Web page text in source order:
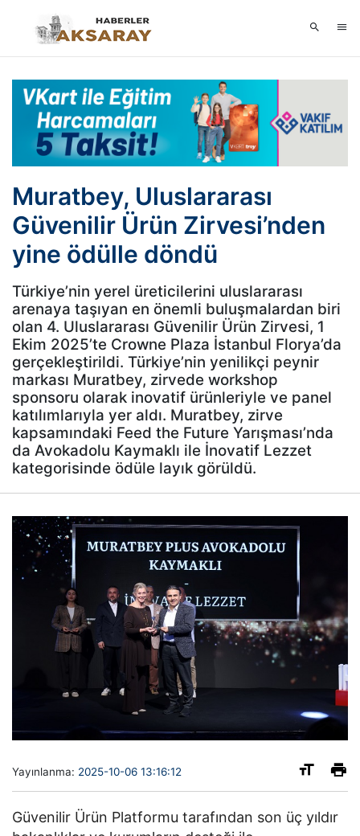
Muratbey, Uluslararası
Güvenilir Ürün Zirvesi’nden
yine ödülle döndü
Türkiye’nin yerel üreticilerini uluslararası
arenaya taşıyan en önemli buluşmalardan biri
olan 4. Uluslararası Güvenilir Ürün Zirvesi, 1
Ekim 2025’te Crowne Plaza İstanbul Florya’da
gerçekleştirildi. Türkiye’nin yenilikçi peynir
markası Muratbey, zirvede workshop
sponsoru olarak inovatif ürünleriyle ve panel
katılımlarıyla yer aldı. Muratbey, zirve
kapsamındaki Feed the Future Yarışması’nda
da Avokadolu Kaymaklı ile İnovatif Lezzet
kategorisinde ödüle layık görüldü.
Yayınlanma: 2025-10-06 13:16:12
Güvenilir Ürün Platformu tarafından son üç yıldır